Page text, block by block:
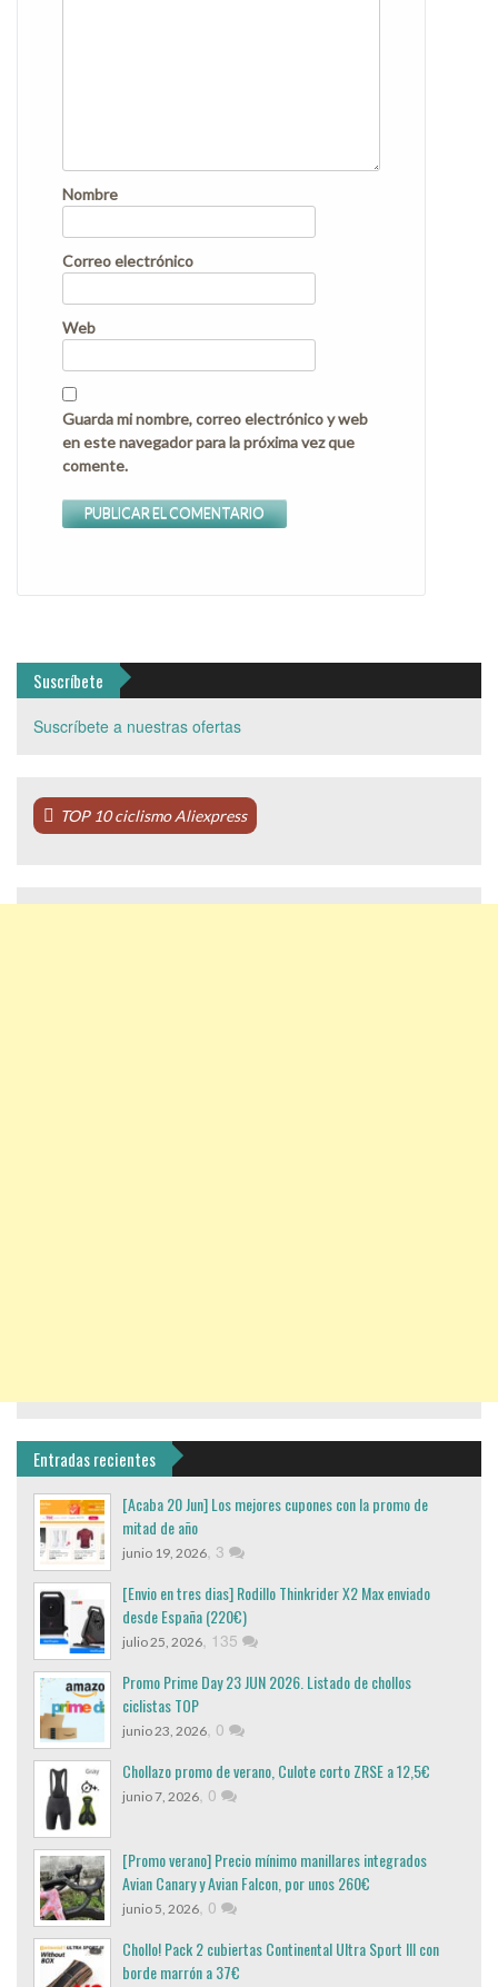
Nombre
Correo electrónico
Web
Guarda mi nombre, correo electrónico y web
en este navegador para la próxima vez que
comente.
Suscríbete
Suscríbete a nuestras ofertas
TOP 10 ciclismo Aliexpress
Entradas recientes
[Acaba 20 Jun] Los mejores cupones con la promo de
mitad de año
junio 19, 2026, 3
[Envio en tres dias] Rodillo Thinkrider X2 Max enviado
desde España (220€)
julio 25, 2026, 135
Promo Prime Day 23 JUN 2026. Listado de chollos
ciclistas TOP
junio 23, 2026, 0
Chollazo promo de verano, Culote corto ZRSE a 12,5€
junio 7, 2026, 0
[Promo verano] Precio mínimo manillares integrados
Avian Canary y Avian Falcon, por unos 260€
junio 5, 2026, 0
Chollo! Pack 2 cubiertas Continental Ultra Sport III con
borde marrón a 37€